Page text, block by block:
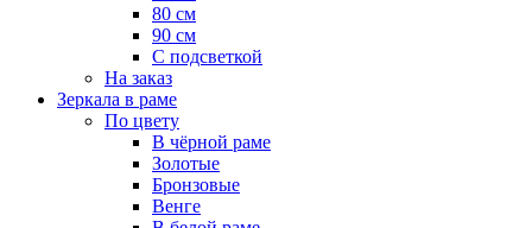
80 см
90 см
С подсветкой
На заказ
Зеркала в раме
По цвету
В чёрной раме
Золотые
Бронзовые
Венге